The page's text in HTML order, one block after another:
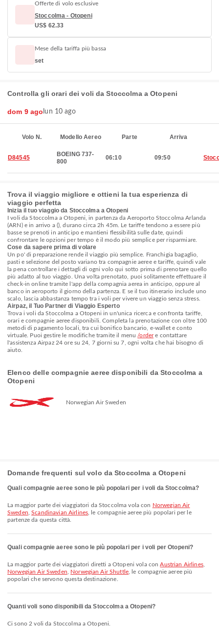
Offerte di volo esclusive
Stoccolma - Otopeni
US$ 62.33
Mese della tariffa più bassa
set
Controlla gli orari dei voli da Stoccolma a Otopeni
dom 9 ago lun 10 ago
Volo N. Modello Aereo Parte Arriva
D84545
BOEING 737-
800
06:10 09:50
Trova il viaggio migliore e ottieni la tua esperienza di
viaggio perfetta
Inizia il tuo viaggio da Stoccolma a Otopeni
I voli da Stoccolma a Otopeni, in partenza da Aeroporto Stoccolma Arlanda
(ARN) e in arrivo a (), durano circa 2h 45m. Le tariffe tendono a essere più
basse se prenoti in anticipo e mantieni flessibilità sulle date, quindi
confrontare le opzioni per tempo è il modo più semplice per risparmiare.
Cose da sapere prima di volare
Un po' di preparazione rende il viaggio più semplice. Franchigia bagaglio,
pasti e selezione del posto variano tra compagnie aeree e tariffe, quindi vale
la pena controllare i dettagli di ogni volo qui sotto prima di prenotare quello
più adatto al tuo viaggio. Una volta prenotato, puoi solitamente effettuare il
check-in online tramite l'app della compagnia aerea in anticipo, oppure al
banco in aeroporto il giorno della partenza. E se il tuo itinerario include uno
scalo, lascia abbastanza tempo tra i voli per vivere un viaggio senza stress.
Airpaz, il Tuo Partner di Viaggio Esperto
Trova i voli da Stoccolma a Otopeni in un'unica ricerca e confronta tariffe,
orari e compagnie aeree disponibili. Completa la prenotazione con oltre 100
metodi di pagamento locali, tra cui bonifico bancario, e-wallet e conto
virtuale. Puoi gestire le modifiche tramite il menu /ordere contattare
l'assistenza Airpaz 24 ore su 24, 7 giorni su 7, ogni volta che hai bisogno di
aiuto.
Elenco delle compagnie aeree disponibili da Stoccolma a
Otopeni
Norwegian Air Sweden
Domande frequenti sul volo da Stoccolma a Otopeni
Quali compagnie aeree sono le più popolari per i voli da Stoccolma?
La maggior parte dei viaggiatori da Stoccolma vola con Norwegian Air
Sweden ,Scandinavian Airlines , le compagnie aeree più popolari per le
partenze da questa città.
Quali compagnie aeree sono le più popolari per i voli per Otopeni?
La maggior parte dei viaggiatori diretti a Otopeni vola conAustrian Airlines,
Norwegian Air Sweden
Norwegian Air Shuttle , le compagnie aeree più
popolari che servono questa destinazione.
Quanti voli sono disponibili da Stoccolma a Otopeni?
Ci sono 2 voli da Stoccolma a Otopeni.